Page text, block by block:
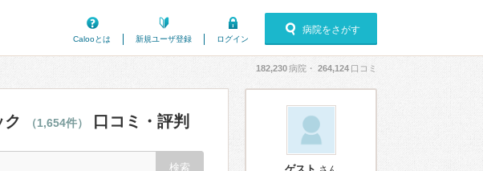
Calooとは
新規ユーザ登録 ログイン
病院をさがす
182,230病院・ 264,124 口コミ
ク （1,654件） 口コミ・評判